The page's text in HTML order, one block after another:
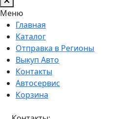
Меню
Главная
Каталог
Отправка в Регионы
Выкуп Авто
Контакты
Автосервис
Корзина